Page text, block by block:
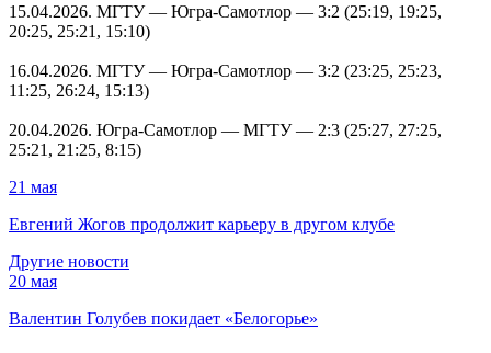
15.04.2026. МГТУ — Югра-Самотлор — 3:2 (25:19, 19:25,
20:25, 25:21, 15:10)
16.04.2026. МГТУ — Югра-Самотлор — 3:2 (23:25, 25:23,
11:25, 26:24, 15:13)
20.04.2026. Югра-Самотлор — МГТУ — 2:3 (25:27, 27:25,
25:21, 21:25, 8:15)
21 мая
Евгений Жогов продолжит карьеру в другом клубе
Другие новости
20 мая
Валентин Голубев покидает «Белогорье»